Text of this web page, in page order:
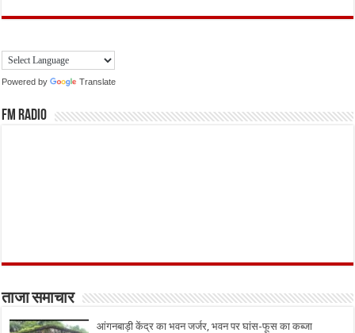
Powered by Translate
FM Radio
ताजा समाचार
आंगनबाड़ी केंद्र का भवन जर्जर, भवन पर घांस-फूस का कब्जा